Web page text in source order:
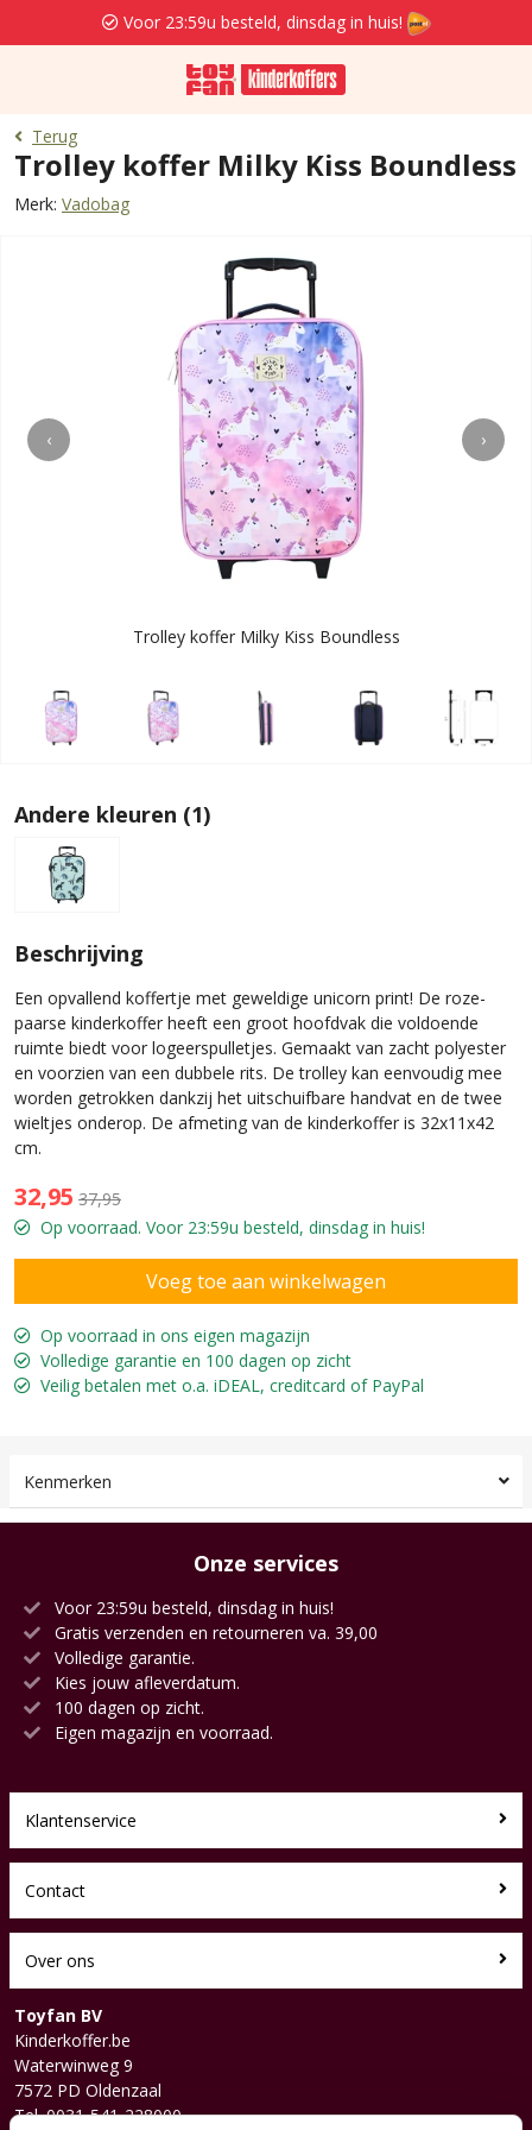
Voor 23:59u besteld, dinsdag in huis!
Terug
Trolley koffer Milky Kiss Boundless
Merk: Vadobag
‹ ›
Trolley koffer Milky Kiss Boundless
Andere kleuren (1)
Beschrijving
Een opvallend koffertje met geweldige unicorn print! De roze-
paarse kinderkoffer heeft een groot hoofdvak die voldoende
ruimte biedt voor logeerspulletjes. Gemaakt van zacht polyester
en voorzien van een dubbele rits. De trolley kan eenvoudig mee
worden getrokken dankzij het uitschuifbare handvat en de twee
wieltjes onderop. De afmeting van de kinderkoffer is 32x11x42
cm.
32,95 37,95
Op voorraad. Voor 23:59u besteld, dinsdag in huis!
Op voorraad in ons eigen magazijn
Volledige garantie en 100 dagen op zicht
Veilig betalen met o.a. iDEAL, creditcard of PayPal
Kenmerken
Onze services
Voor 23:59u besteld, dinsdag in huis!
Gratis verzenden en retourneren va. 39,00
Volledige garantie.
Kies jouw afleverdatum.
100 dagen op zicht.
Eigen magazijn en voorraad.
Klantenservice
Contact
Over ons
Toyfan BV
Kinderkoffer.be
Waterwinweg 9
7572 PD Oldenzaal
Tel. 0031-541-228000